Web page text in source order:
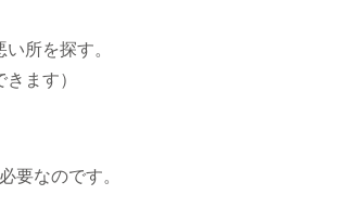
所を探す。
ます）
要なのです。